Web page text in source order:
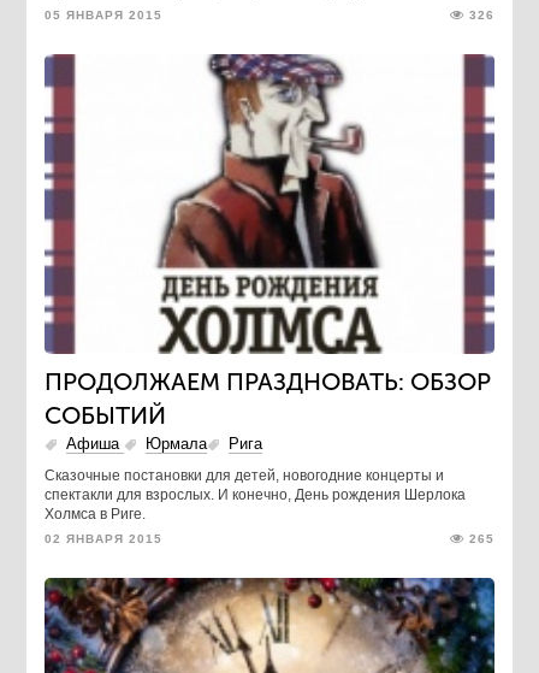
05 ЯНВАРЯ 2015 326
ПРОДОЛЖАЕМ ПРАЗДНОВАТЬ: ОБЗОР
СОБЫТИЙ
Афиша Юрмала Рига
Сказочные постановки для детей, новогодние концерты и
спектакли для взрослых. И конечно, День рождения Шерлока
Холмса в Риге.
02 ЯНВАРЯ 2015 265